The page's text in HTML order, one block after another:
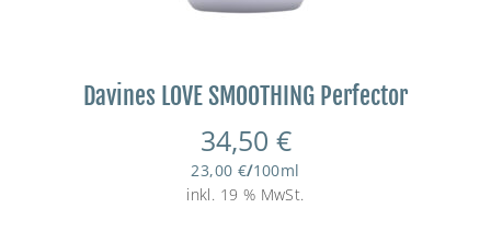
Davines LOVE SMOOTHING Perfector
34,50 €
23,00 €/100ml
inkl. 19 % MwSt.